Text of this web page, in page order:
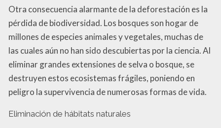
Otra consecuencia alarmante de la deforestación es la
pérdida de biodiversidad. Los bosques son hogar de
millones de especies animales y vegetales, muchas de
las cuales aún no han sido descubiertas por la ciencia. Al
eliminar grandes extensiones de selva o bosque, se
destruyen estos ecosistemas frágiles, poniendo en
peligro la supervivencia de numerosas formas de vida.
Eliminación de hábitats naturales